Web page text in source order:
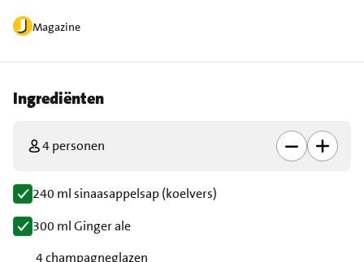
Magazine
Ingrediënten
4 personen
240 ml sinaasappelsap (koelvers)
300 ml Ginger ale
4 champagneglazen